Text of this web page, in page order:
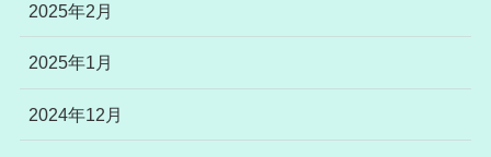
2025年2月
2025年1月
2024年12月